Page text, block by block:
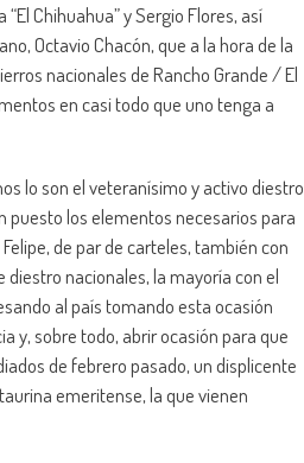
Chihuahua” y Sergio Flores, así
Octavio Chacón, que a la hora de la
nacionales de Rancho Grande / El
en casi todo que uno tenga a
lo son el veteranísimo y activo diestro
puesto los elementos necesarios para
de par de carteles, también con
nacionales, la mayoría con el
al país tomando esta ocasión
y, sobre todo, abrir ocasión para que
de febrero pasado, un displicente
emeritense, la que vienen